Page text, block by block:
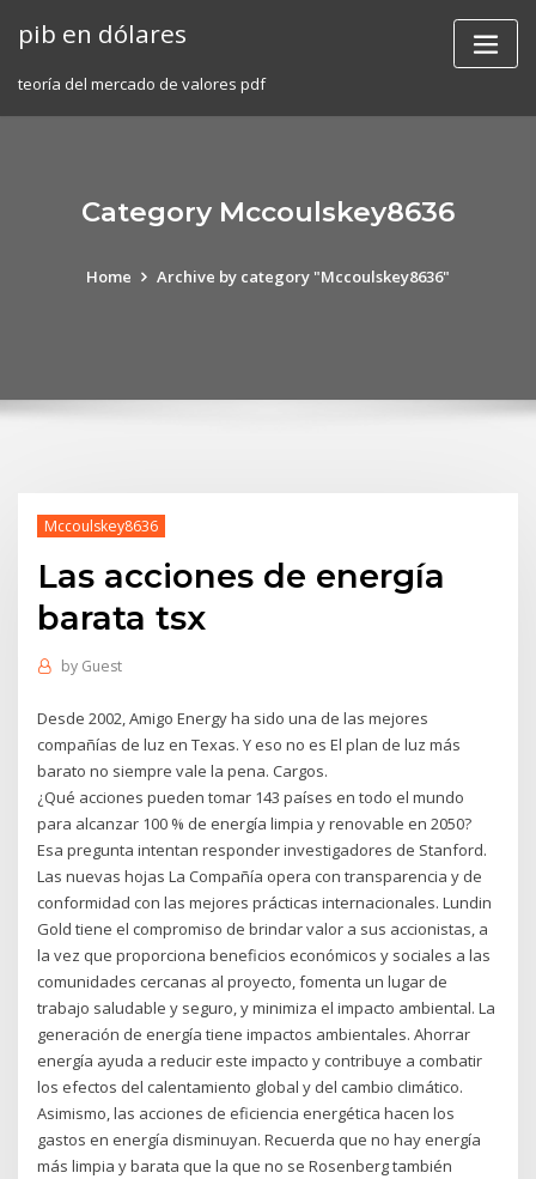
pib en dólares
teoría del mercado de valores pdf
Category Mccoulskey8636
Home Archive by category "Mccoulskey8636"
Mccoulskey8636
Las acciones de energía
barata tsx
by Guest
Desde 2002, Amigo Energy ha sido una de las mejores
compañías de luz en Texas. Y eso no es El plan de luz más
barato no siempre vale la pena. Cargos.
¿Qué acciones pueden tomar 143 países en todo el mundo
para alcanzar 100 % de energía limpia y renovable en 2050?
Esa pregunta intentan responder investigadores de Stanford.
Las nuevas hojas La Compañía opera con transparencia y de
conformidad con las mejores prácticas internacionales. Lundin
Gold tiene el compromiso de brindar valor a sus accionistas, a
la vez que proporciona beneficios económicos y sociales a las
comunidades cercanas al proyecto, fomenta un lugar de
trabajo saludable y seguro, y minimiza el impacto ambiental. La
generación de energía tiene impactos ambientales. Ahorrar
energía ayuda a reducir este impacto y contribuye a combatir
los efectos del calentamiento global y del cambio climático.
Asimismo, las acciones de eficiencia energética hacen los
gastos en energía disminuyan. Recuerda que no hay energía
más limpia y barata que la que no se Rosenberg también